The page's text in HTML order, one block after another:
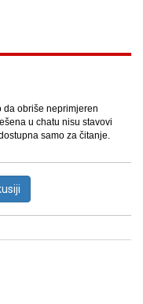
da obriše neprimjeren
u chatu nisu stavovi
samo za čitanje.